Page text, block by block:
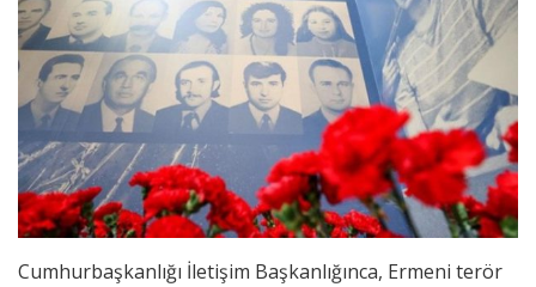
Cumhurbaşkanlığı İletişim Başkanlığınca, Ermeni terör